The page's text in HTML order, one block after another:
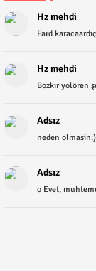
Hz mehdi
Fard
Hz mehdi
Bozkır yolören
Adsız
neden olmasin:)
Adsız
o Evet,